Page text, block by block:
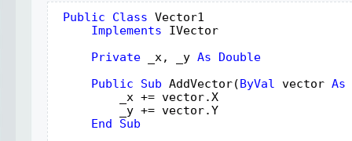
Public Class Vector1
Implements
IVector
Private
_x , _y As
Double
Public
Sub AddVector(ByVal vector As
_x += vector.X
_y += vector.Y
End
Sub